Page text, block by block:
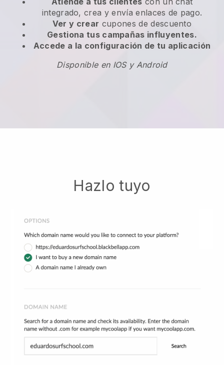
integrado, crea y envía enlaces de pago.
Ver y crear cupones de descuento
Gestiona tus campañas influyentes.
Accede a la configuración de tu aplicación
Disponible en IOS y Android
Hazlo tuyo